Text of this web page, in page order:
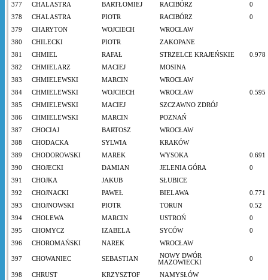
377
CHALASTRA BARTŁOMIEJ RACIBÓRZ
0
378
CHALASTRA PIOTR RACIBÓRZ
0
379
CHARYTON WOJCIECH
WROCŁAW
380
CHILECKI PIOTR
ZAKOPANE
381
CHMIEL RAFAŁ STRZELCE KRAJEŃSKIE
0.978
382
CHMIELARZ MACIEJ
MOSINA
383
CHMIELEWSKI MARCIN
WROCŁAW
384
CHMIELEWSKI WOJCIECH WROCŁAW
0.595
385
CHMIELEWSKI MACIEJ
SZCZAWNO ZDRÓJ
386
CHMIELEWSKI MARCIN
POZNAŃ
387
CHOCIAJ BARTOSZ
WROCŁAW
388
CHODACKA SYLWIA
KRAKÓW
389
CHODOROWSKI MAREK WYSOKA
0.691
390
CHOJECKI DAMIAN JELENIA GÓRA
0
391
CHOJKA JAKUB
SŁUBICE
392
CHOJNACKI PAWEŁ BIELAWA
0.771
393
CHOJNOWSKI PIOTR TORUN
0.52
394
CHOLEWA MARCIN USTROŃ
0
395
CHOMYCZ IZABELA SYCÓW
0
396
CHOROMAŃSKI NAREK WROCŁAW
397 CHOWANIEC SEBASTIAN
NOWY DWÓR
MAZOWIECKI
0
398 CHRUST KRZYSZTOF
NAMYSŁÓW